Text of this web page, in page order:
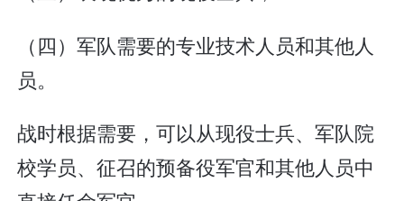
（四）军队需要的专业技术人员和其他人
员。
战时根据需要，可以从现役士兵、军队院
校学员、征召的预备役军官和其他人员中